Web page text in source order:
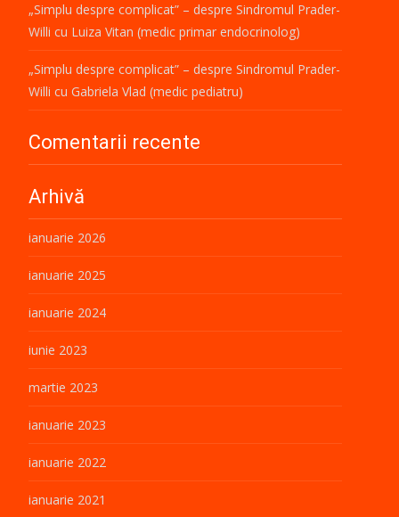
„Simplu despre complicat” – despre Sindromul Prader-
Willi cu Luiza Vitan (medic primar endocrinolog)
„Simplu despre complicat” – despre Sindromul Prader-
Willi cu Gabriela Vlad (medic pediatru)
Comentarii recente
Arhivă
ianuarie 2026
ianuarie 2025
ianuarie 2024
iunie 2023
martie 2023
ianuarie 2023
ianuarie 2022
ianuarie 2021